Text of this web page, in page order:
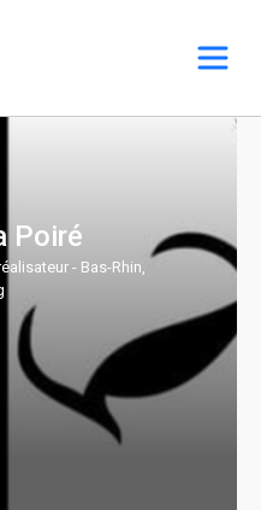
Poiré
- Bas-Rhin,